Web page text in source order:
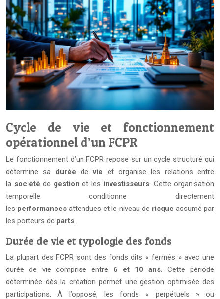
Cycle de vie et fonctionnement
opérationnel d’un FCPR
Le fonctionnement d’un FCPR repose sur un cycle structuré qui
détermine sa durée devie et organise les relations entre
la société de gestion et les investisseurs. Cette organisation
temporelle conditionne directement
les performances attendues et le niveau de risque assumé par
les porteurs de parts.
Durée de vie et typologie des fonds
La plupart des FCPR sont des fonds dits « fermés » avec une
durée de vie comprise entre 6 et 10 ans. Cette période
déterminée dès la création permet une gestion optimisée des
participations. À l’opposé, les fonds « perpétuels » ou